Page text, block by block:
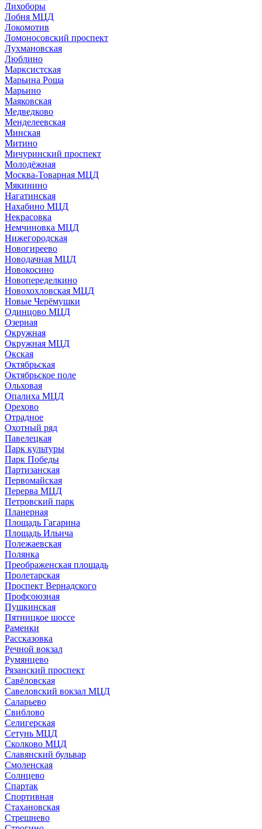
Лихоборы
Лобня МЦД
Локомотив
Ломоносовский проспект
Лухмановская
Люблино
Марксистская
Марьина Роща
Марьино
Маяковская
Медведково
Менделеевская
Минская
Митино
Мичуринский проспект
Молодёжная
Москва-Товарная МЦД
Мякинино
Нагатинская
Нахабино МЦД
Некрасовка
Немчиновка МЦД
Нижегородская
Новогиреево
Новодачная МЦД
Новокосино
Новопеределкино
Новохохловская МЦД
Новые Черёмушки
Одинцово МЦД
Озерная
Окружная
Окружная МЦД
Окская
Октябрьская
Октябрьское поле
Ольховая
Опалиха МЦД
Орехово
Отрадное
Охотный ряд
Павелецкая
Парк культуры
Парк Победы
Партизанская
Первомайская
Перерва МЦД
Петровский парк
Планерная
Площадь Гагарина
Площадь Ильича
Полежаевская
Полянка
Преображенская площадь
Пролетарская
Проспект Вернадского
Профсоюзная
Пушкинская
Пятницкое шоссе
Раменки
Рассказовка
Речной вокзал
Румянцево
Рязанский проспект
Савёловская
Савеловский вокзал МЦД
Саларьево
Свиблово
Селигерская
Сетунь МЦД
Сколково МЦД
Славянский бульвар
Смоленская
Солнцево
Спартак
Спортивная
Стахановская
Стрешнево